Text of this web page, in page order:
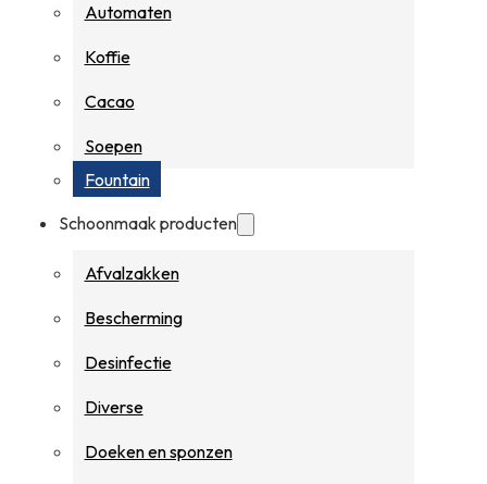
Automaten
Koffie
Cacao
Soepen
Fountain
Schoonmaak producten
Afvalzakken
Bescherming
Desinfectie
Diverse
Doeken en sponzen